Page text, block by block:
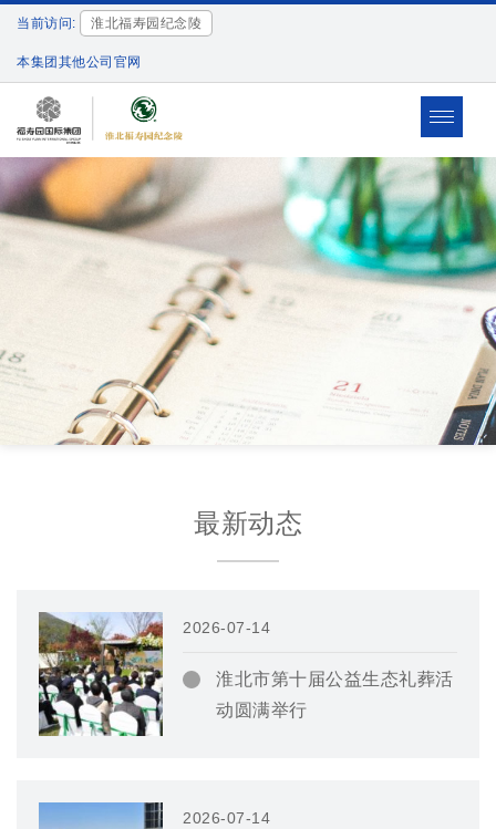
当前访问: 淮北福寿园纪念陵
本集团其他公司官网
Toggle
最新动态
2026-07-14
淮北市第十届公益生态礼葬活
动圆满举行
2026-07-14